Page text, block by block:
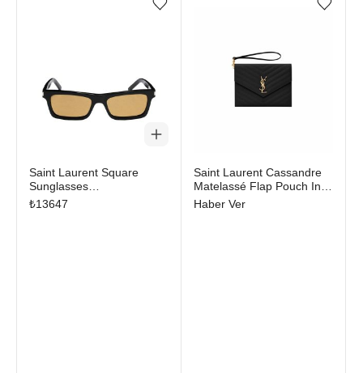
Favorilere ekle/çıkar
Saint Laurent Square
Sunglasses
Black/Black/Yellow
₺13647
Favorilere ekle/çıkar
Saint Laurent Cassandre
Matelassé Flap Pouch In
Grain De Poudre Leather
Haber Ver